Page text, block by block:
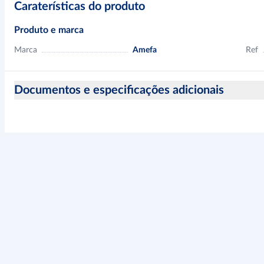
Caraterísticas do produto
Produto e marca
Marca Amefa Ref
Documentos e especificações adicionais